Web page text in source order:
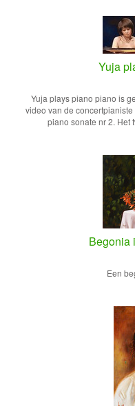
Yuja
Yuja plays piano piano is
video van de
piano sonate nr 2. Het
Begonia
Een